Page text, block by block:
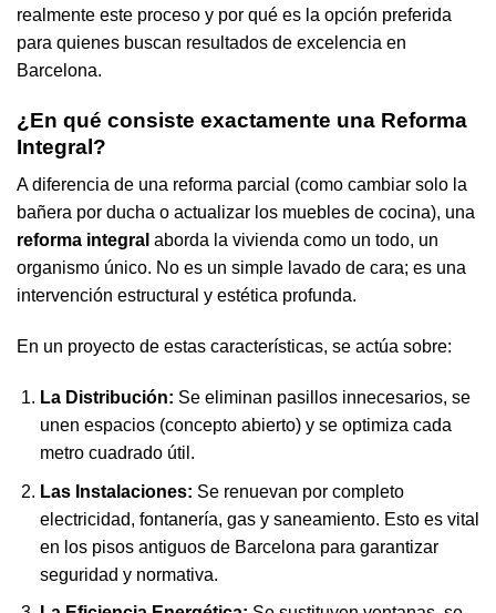
realmente este proceso y por qué es la opción preferida
para quienes buscan resultados de excelencia en
Barcelona.
¿En qué consiste exactamente una Reforma
Integral?
A diferencia de una reforma parcial (como cambiar solo la
bañera por ducha o actualizar los muebles de cocina), una
reforma integral aborda la vivienda como un todo, un
organismo único. No es un simple lavado de cara; es una
intervención estructural y estética profunda.
En un proyecto de estas características, se actúa sobre:
La Distribución: Se eliminan pasillos innecesarios, se
unen espacios (concepto abierto) y se optimiza cada
metro cuadrado útil.
Las Instalaciones: Se renuevan por completo
electricidad, fontanería, gas y saneamiento. Esto es vital
en los pisos antiguos de Barcelona para garantizar
seguridad y normativa.